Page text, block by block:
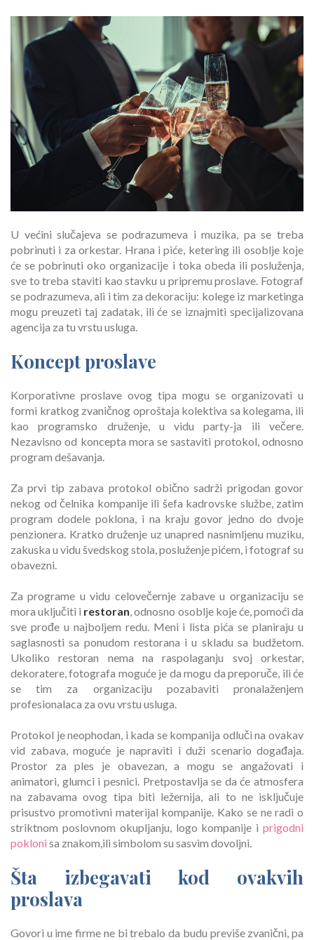
U većini slučajeva se podrazumeva i muzika, pa se treba
pobrinuti i za orkestar. Hrana i piće, ketering ili osoblje koje
će se pobrinuti oko organizacije i toka obeda ili posluženja,
sve to treba staviti kao stavku u pripremu proslave. Fotograf
se podrazumeva, ali i tim za dekoraciju: kolege iz marketinga
mogu preuzeti taj zadatak, ili će se iznajmiti specijalizovana
agencija za tu vrstu usluga.
Koncept proslave
Korporativne proslave ovog tipa mogu se organizovati u
formi kratkog zvaničnog oproštaja kolektiva sa kolegama, ili
kao programsko druženje, u vidu party-ja ili večere.
Nezavisno od koncepta mora se sastaviti protokol, odnosno
program dešavanja.
Za prvi tip zabava protokol obično sadrži prigodan govor
nekog od čelnika kompanije ili šefa kadrovske službe, zatim
program dodele poklona, i na kraju govor jedno do dvoje
penzionera. Kratko druženje uz unapred nasnimljenu muziku,
zakuska u vidu švedskog stola, posluženje pićem, i fotograf su
obavezni.
Za programe u vidu celovečernje zabave u organizaciju se
mora uključiti i restoran, odnosno osoblje koje će, pomoći da
sve prođe u najboljem redu. Meni i lista pića se planiraju u
saglasnosti sa ponudom restorana i u skladu sa budžetom.
Ukoliko restoran nema na raspolaganju svoj orkestar,
dekoratere, fotografa moguće je da mogu da preporuče, ili će
se tim za organizaciju pozabaviti pronalaženjem
profesionalaca za ovu vrstu usluga.
Protokol je neophodan, i kada se kompanija odluči na ovakav
vid zabava, moguće je napraviti i duži scenario događaja.
Prostor za ples je obavezan, a mogu se angažovati i
animatori, glumci i pesnici. Pretpostavlja se da će atmosfera
na zabavama ovog tipa biti ležernija, ali to ne isključuje
prisustvo promotivni materijal kompanije. Kako se ne radi o
striktnom poslovnom okupljanju, logo kompanije i prigodni
pokloni sa znakom,ili simbolom su sasvim dovoljni.
Šta izbegavati kod ovakvih
proslava
Govori u ime firme ne bi trebalo da budu previše zvanični, pa